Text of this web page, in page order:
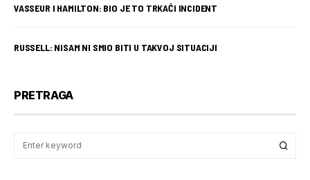
VASSEUR I HAMILTON: BIO JE TO TRKAĆI INCIDENT
RUSSELL: NISAM NI SMIO BITI U TAKVOJ SITUACIJI
PRETRAGA